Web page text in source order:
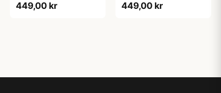
449,00 kr 449,00 kr